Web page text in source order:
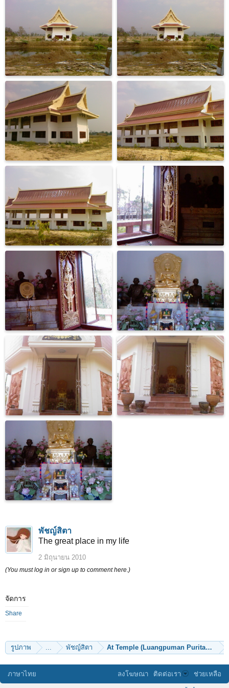
พัชญ์สิตา
The great place in my life
2 มิถุนายน 2010
(You must log in or sign up to comment here.)
จัดการ
Share
รูปภาพ ... พัชญ์สิตา At Temple (Luangpuman Puritatto
ภาษาไทย ลงโฆษณา ติดต่อเรา ช่วยเหลือ